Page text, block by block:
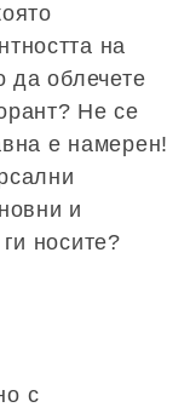
на
да облечете
Не се
е намерен!
и
носите?
с